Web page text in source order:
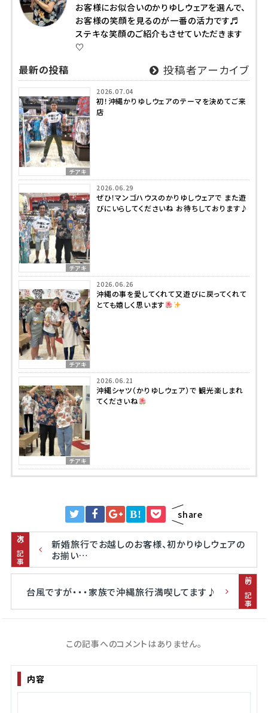
お客様にお似合いのかりゆしウェアを選んで、
お客様の笑顔を見るのが一番の活力です♬
ステキな笑顔のご紹介もさせていただきます
♡
最新の投稿 投稿者アーカイブ
チアキ
2026.07.04
初！沖縄かりゆしウェアのテーマを決めてご来
店
チアキ
2026.06.29
ぜひ！マンゴハウスのかりゆしウェアで また遊
びにいらしてくださいね お待ちしております♪
チアキ
2026.06.26
沖縄の事を愛してくれて又遊びに戻ってくれて
とても嬉しく思います
チアキ
2026.06.21
沖縄シャツ（かりゆしウェア）で 観光楽しまれ
てくださいね
B! share
次の記事
新婚旅行でお越しのお客様、初かりゆしウェアの
お揃い…
前の記事
台風ですが・・・家族で沖縄旅行満喫してます♪
この記事へのコメントはありません。
内容